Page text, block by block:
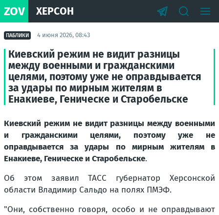
ZOV ХЕРСОН
ПАБЛИКИ 4 июня 2026, 08:43
Киевский режим не видит разницы
между военными и гражданскими
целями, поэтому уже не оправдывается
за удары по мирным жителям в
Енакиеве, Геническе и Старобельске
Киевский режим не видит разницы между военными
и гражданскими целями, поэтому уже не
оправдывается за удары по мирным жителям в
Енакиеве, Геническе и Старобельске.
Об этом заявил ТАСС губернатор Херсонской
области Владимир Сальдо на полях ПМЭФ.
"Они, собственно говоря, особо и не оправдывают